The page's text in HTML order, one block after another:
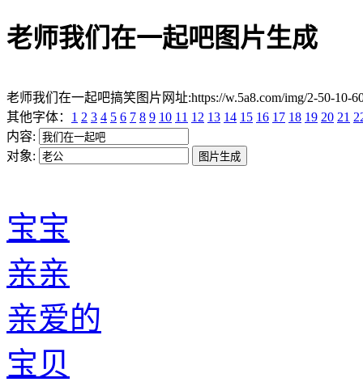
老师我们在一起吧图片生成
老师我们在一起吧搞笑图片网址:https://w.5a8.com/img/2-50-10-
其他字体： 1 2 3 4 5 6 7 8 9 10 11 12 13 14 15 16 17 18 19 20 21
内容:
对象:
宝宝
亲亲
亲爱的
宝贝